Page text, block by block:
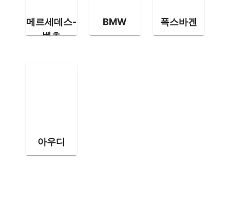
메르세데스-
벤츠
BMW 폭스바겐
아우디